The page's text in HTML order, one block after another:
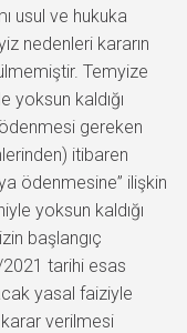
usul ve hukuka
nedenleri kararın
Temyize
yoksun kaldığı
gereken
itibaren
ödenmesine” ilişkin
yoksun kaldığı
başlangıç
tarihi esas
yasal faiziyle
verilmesi